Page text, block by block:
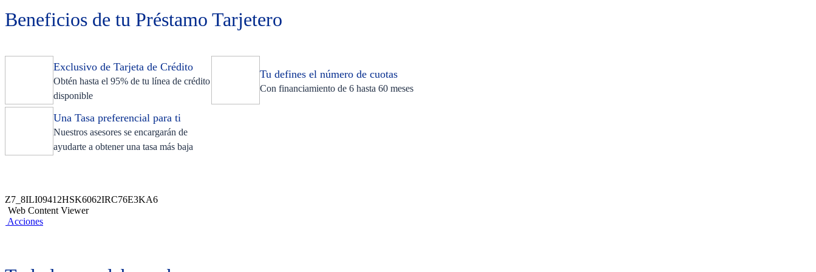
Beneficios de tu Préstamo Tarjetero
Exclusivo de Tarjeta de Crédito
Obtén hasta el 95% de tu línea de crédito
disponible
Tu defines el número de cuotas
Con financiamiento de 6 hasta 60 meses
Una Tasa preferencial para ti
Nuestros asesores se encargarán de
ayudarte a obtener una tasa más baja
Z7_8ILI09412HSK6062IRC76E3KA6
Web Content Viewer
Acciones